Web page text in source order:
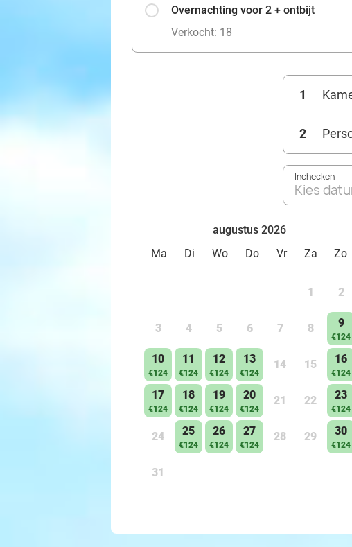
Overnachting voor 2 + ontbijt
Verkocht: 18
1
2
Inchecken
Kies
augustus 2026
Ma
Di Wo Do Vr Za Zo
1 2
3 4 5 6 7 8 9
€124
10
€124
11
€124
12
€124
13
€124
14 15 16
€124
17
€124
18
€124
19
€124
20
€124
21 22 23
€124
24 25
€124
26
€124
27
€124
28 29 30
€124
31